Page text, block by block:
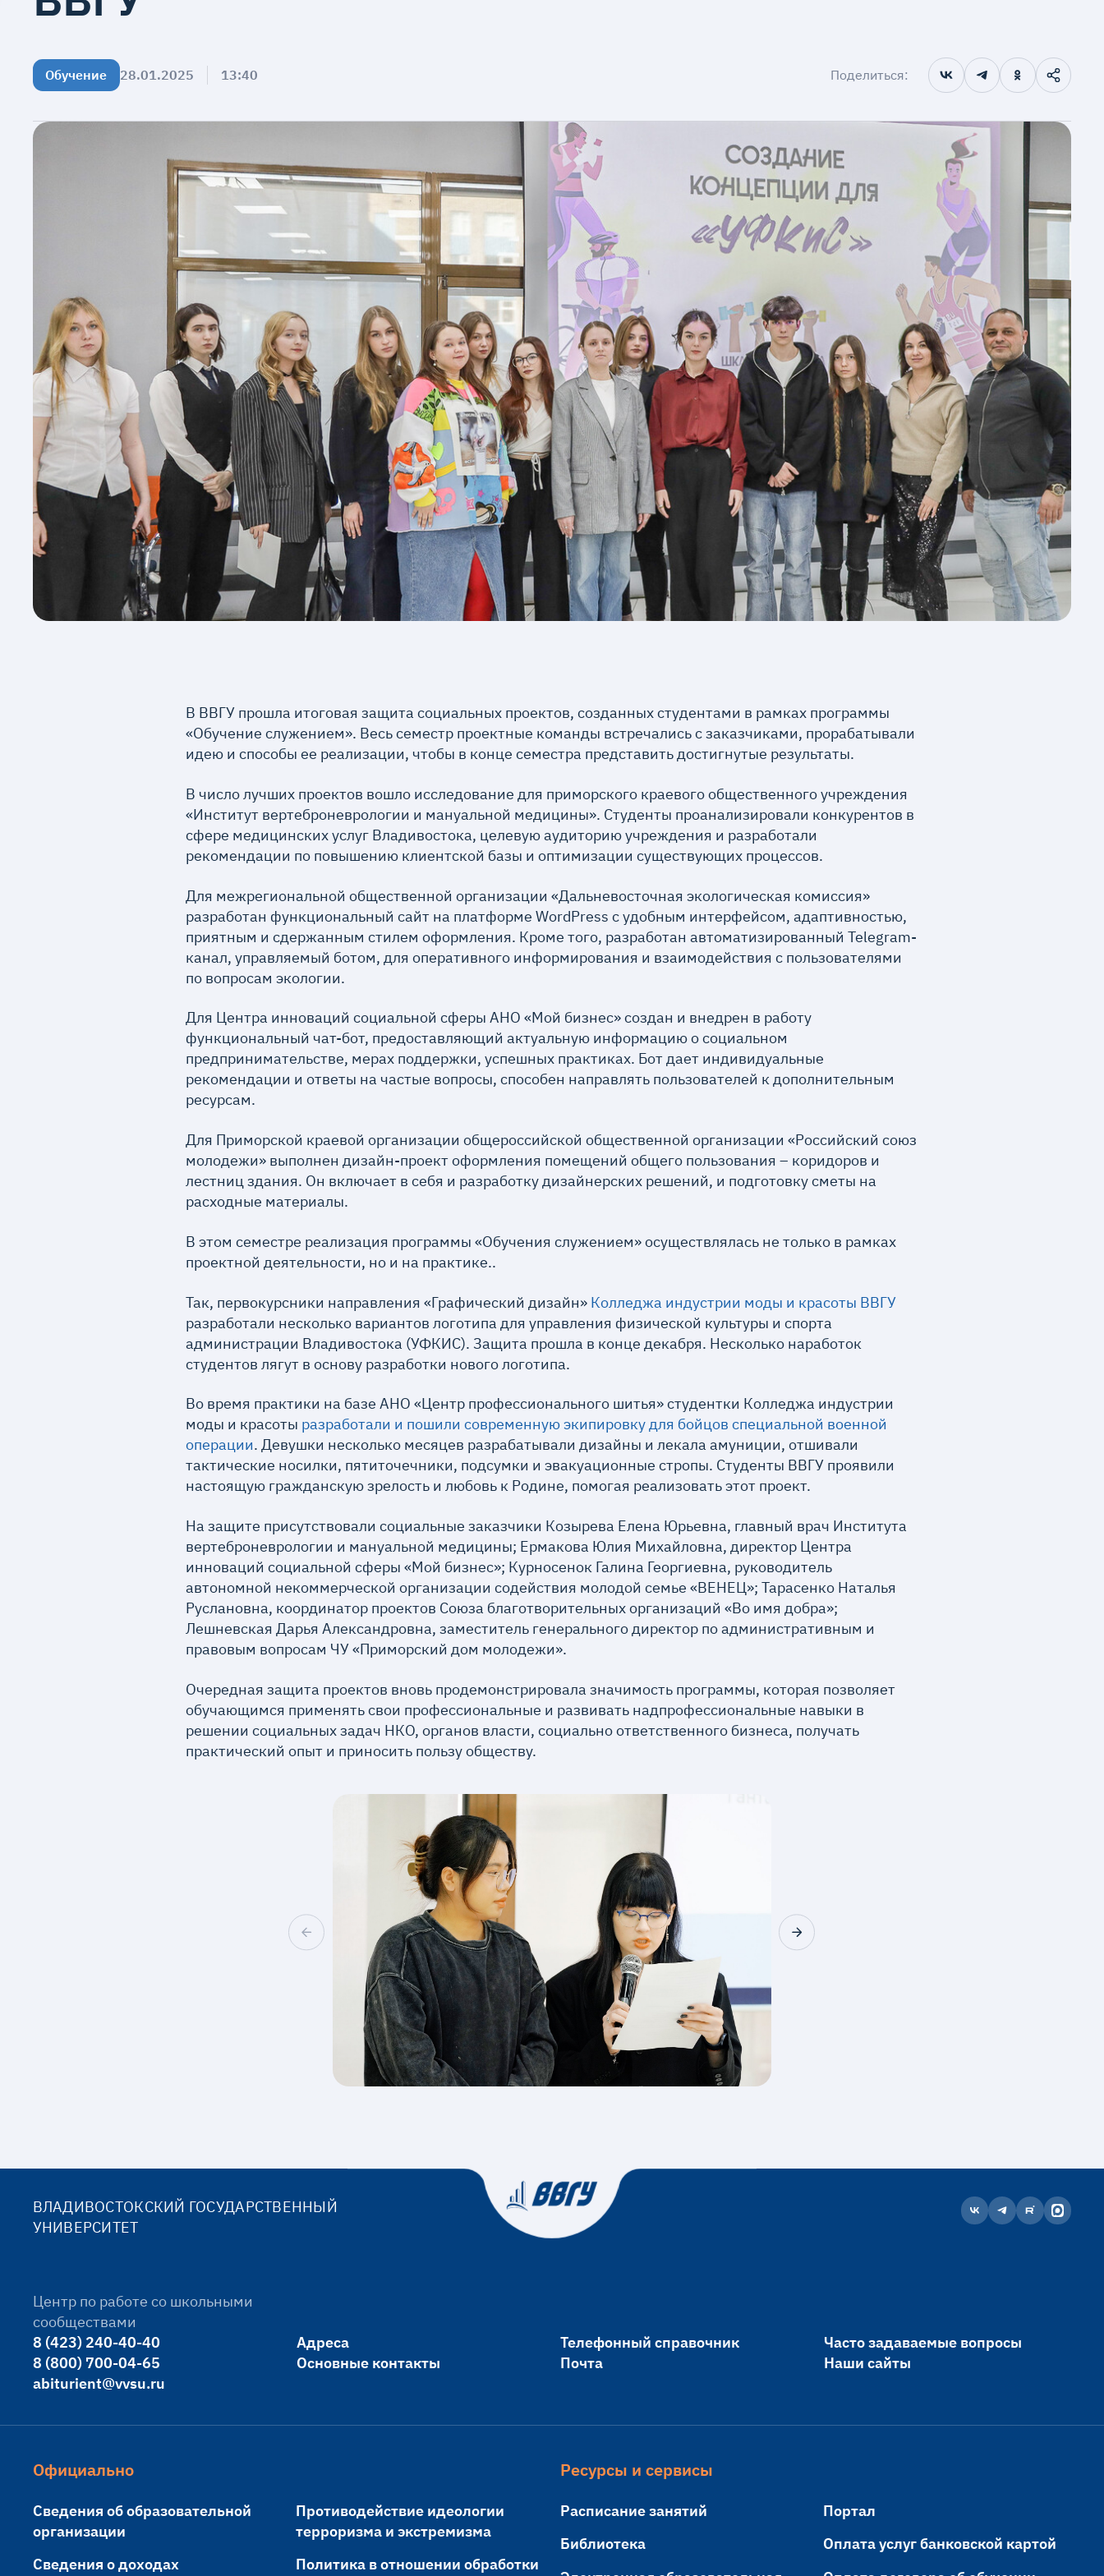
Обучение 28.01.2025 13:40 Поделиться:
В ВВГУ прошла итоговая защита социальных проектов, созданных студентами в рамках программы
«Обучение служением». Весь семестр проектные команды встречались с заказчиками, прорабатывали
идею и способы ее реализации, чтобы в конце семестра представить достигнутые результаты.
В число лучших проектов вошло исследование для приморского краевого общественного учреждения
«Институт вертеброневрологии и мануальной медицины». Студенты проанализировали конкурентов в
сфере медицинских услуг Владивостока, целевую аудиторию учреждения и разработали
рекомендации по повышению клиентской базы и оптимизации существующих процессов.
Для межрегиональной общественной организации «Дальневосточная экологическая комиссия»
разработан функциональный сайт на платформе WordPress с удобным интерфейсом, адаптивностью,
приятным и сдержанным стилем оформления. Кроме того, разработан автоматизированный Telegram-
канал, управляемый ботом, для оперативного информирования и взаимодействия с пользователями
по вопросам экологии.
Для Центра инноваций социальной сферы АНО «Мой бизнес» создан и внедрен в работу
функциональный чат-бот, предоставляющий актуальную информацию о социальном
предпринимательстве, мерах поддержки, успешных практиках. Бот дает индивидуальные
рекомендации и ответы на частые вопросы, способен направлять пользователей к дополнительным
ресурсам.
Для Приморской краевой организации общероссийской общественной организации «Российский союз
молодежи» выполнен дизайн-проект оформления помещений общего пользования – коридоров и
лестниц здания. Он включает в себя и разработку дизайнерских решений, и подготовку сметы на
расходные материалы.
В этом семестре реализация программы «Обучения служением» осуществлялась не только в рамках
проектной деятельности, но и на практике..
Так, первокурсники направления «Графический дизайн» Колледжа индустрии моды и красоты ВВГУ
разработали несколько вариантов логотипа для управления физической культуры и спорта
администрации Владивостока (УФКИС). Защита прошла в конце декабря. Несколько наработок
студентов лягут в основу разработки нового логотипа.
Во время практики на базе АНО «Центр профессионального шитья» студентки Колледжа индустрии
моды и красоты разработали и пошили современную экипировку для бойцов специальной военной
операции. Девушки несколько месяцев разрабатывали дизайны и лекала амуниции, отшивали
тактические носилки, пятиточечники, подсумки и эвакуационные стропы. Студенты ВВГУ проявили
настоящую гражданскую зрелость и любовь к Родине, помогая реализовать этот проект.
На защите присутствовали социальные заказчики Козырева Елена Юрьевна, главный врач Института
вертеброневрологии и мануальной медицины; Ермакова Юлия Михайловна, директор Центра
инноваций социальной сферы «Мой бизнес»; Курносенок Галина Георгиевна, руководитель
автономной некоммерческой организации содействия молодой семье «ВЕНЕЦ»; Тарасенко Наталья
Руслановна, координатор проектов Союза благотворительных организаций «Во имя добра»;
Лешневская Дарья Александровна, заместитель генерального директор по административным и
правовым вопросам ЧУ «Приморский дом молодежи».
Очередная защита проектов вновь продемонстрировала значимость программы, которая позволяет
обучающимся применять свои профессиональные и развивать надпрофессиональные навыки в
решении социальных задач НКО, органов власти, социально ответственного бизнеса, получать
практический опыт и приносить пользу обществу.
ВЛАДИВОСТОКСКИЙ ГОСУДАРСТВЕННЫЙ
УНИВЕРСИТЕТ
Центр по работе со школьными
сообществами
8 (423) 240-40-40
8 (800) 700-04-65
abiturient@vvsu.ru
Адреса
Основные контакты
Телефонный справочник
Почта
Часто задаваемые вопросы
Наши сайты
Официально
Сведения об образовательной
организации
Сведения о доходах
Противодействие идеологии
терроризма и экстремизма
Политика в отношении обработки
Ресурсы и сервисы
Расписание занятий
Библиотека
Портал
Оплата услуг банковской картой